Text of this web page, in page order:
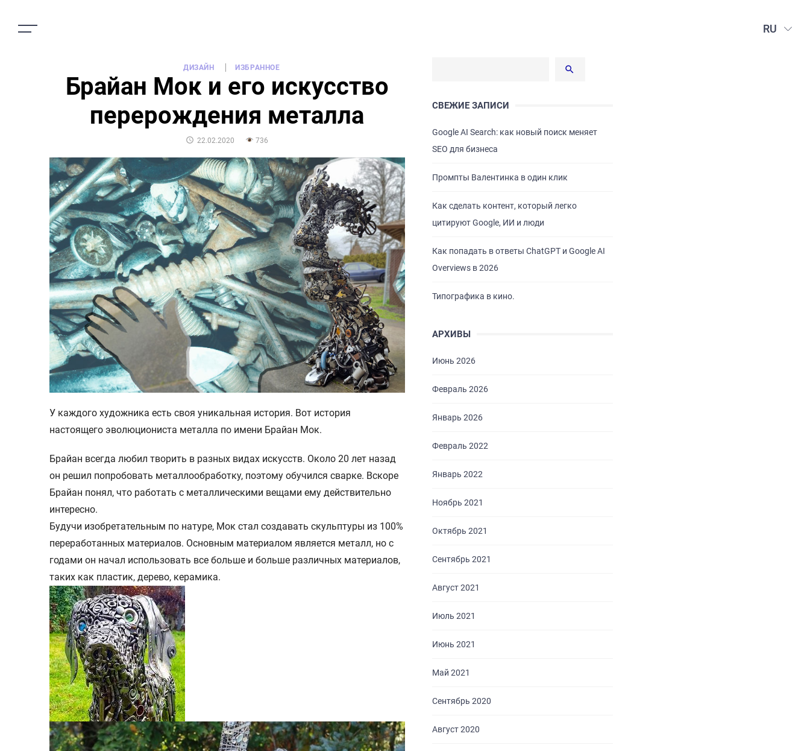
RU
ДИЗАЙН ИЗБРАННОЕ
Брайан Мок и его искусство
перерождения металла
POSTED
22.02.2020 736
У каждого художника есть своя уникальная история. Вот история
настоящего эволюциониста металла по имени Брайан Мок.
Брайан всегда любил творить в разных видах искусств. Около 20 лет назад
он решил попробовать металлообработку, поэтому обучился сварке. Вскоре
Брайан понял, что работать с металлическими вещами ему действительно
интересно.
Будучи изобретательным по натуре, Мок стал создавать скульптуры из 100%
переработанных материалов. Основным материалом является металл, но с
годами он начал использовать все больше и больше различных материалов,
таких как пластик, дерево, керамика.
СВЕЖИЕ ЗАПИСИ
Google AI Search: как новый поиск меняет
SEO для бизнеса
Промпты Валентинка в один клик
Как сделать контент, который легко
цитируют Google, ИИ и люди
Как попадать в ответы ChatGPT и Google AI
Overviews в 2026
Типографика в кино.
АРХИВЫ
Июнь 2026
Февраль 2026
Январь 2026
Февраль 2022
Январь 2022
Ноябрь 2021
Октябрь 2021
Сентябрь 2021
Август 2021
Июль 2021
Июнь 2021
Май 2021
Сентябрь 2020
Август 2020